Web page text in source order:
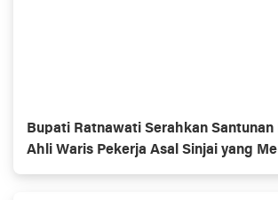
Bupati Ratnawati Serahkan Santunan
Ahli Waris Pekerja Asal Sinjai yang
Morowali